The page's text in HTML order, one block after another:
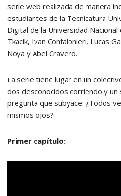
serie web realizada de manera
estudiantes de la Tecnicatura
Digital de la Universidad Nacional
Tkacik, Ivan Confalonieri, Lucas
Noya y Abel Cravero.
La serie tiene lugar en un
dos desconocidos corriendo y un
pregunta que subyace: ¿Todos
mismos ojos?
Primer capítulo: